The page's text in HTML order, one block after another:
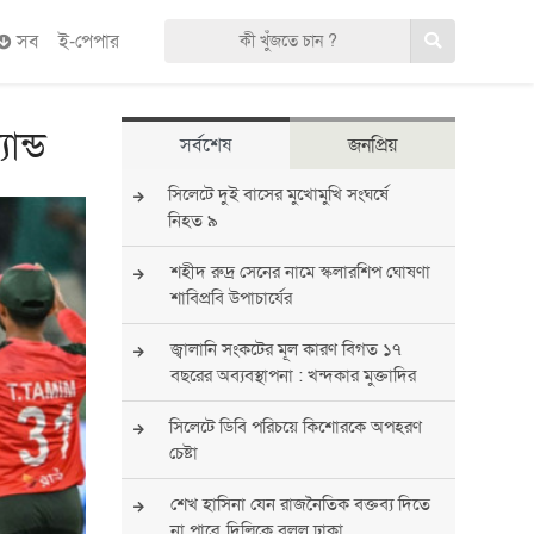
সব ই-পেপার
সর্বশেষ জনপ্রিয়
সিলেটে দুই বাসের মুখোমুখি সংঘর্ষে
নিহত ৯
শহীদ রুদ্র সেনের নামে স্কলারশিপ ঘোষণা
শাবিপ্রবি উপাচার্যের
জ্বালানি সংকটের মূল কারণ বিগত ১৭
বছরের অব্যবস্থাপনা : খন্দকার মুক্তাদির
সিলেটে ডিবি পরিচয়ে কিশোরকে অপহরণ
চেষ্টা
শেখ হাসিনা যেন রাজনৈতিক বক্তব্য দিতে